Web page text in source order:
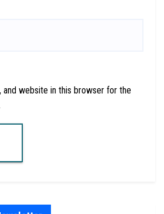
and website in this browser for the